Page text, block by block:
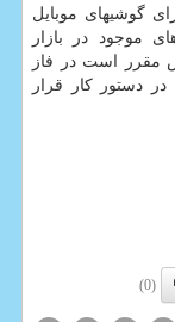
گوشیهای موبایل
۵۰ درصد برندهای موجود در بازار
مقرر است در فاز
دستور كار قرار
(0)